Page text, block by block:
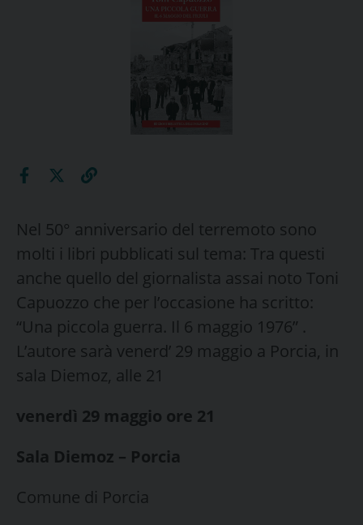
Nel 50° anniversario del terremoto sono
molti i libri pubblicati sul tema: Tra questi
anche quello del giornalista assai noto Toni
Capuozzo che per l’occasione ha scritto:
“Una piccola guerra. Il 6 maggio 1976” .
L’autore sarà venerd’ 29 maggio a Porcia, in
sala Diemoz, alle 21
venerdì 29 maggio ore 21
Sala Diemoz – Porcia
Comune di Porcia